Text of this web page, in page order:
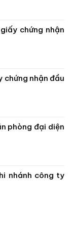
chứng nhận
chứng nhận đầu
phòng đại diện
nhánh công ty